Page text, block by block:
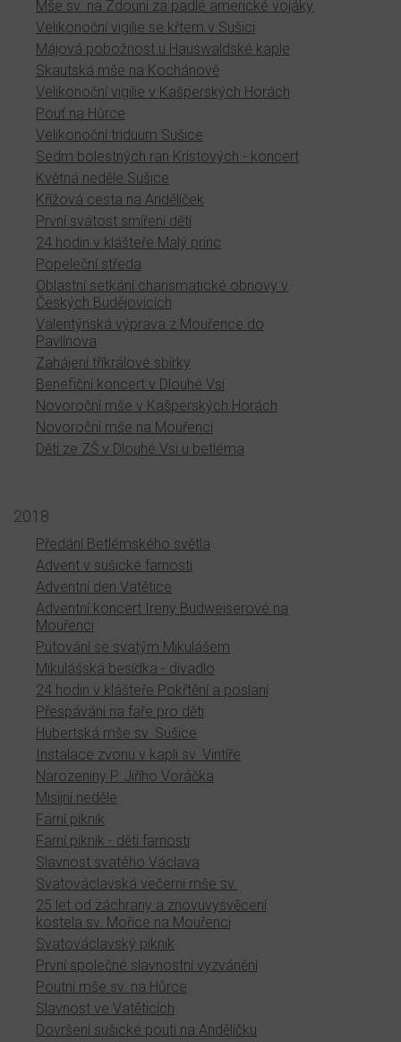
Mše sv. na Zdouni za padlé americké vojáky
Velikonoční vigilie se křtem v Sušici
Májová pobožnost u Hauswaldské kaple
Skautská mše na Kochánově
Velikonoční vigilie v Kašperských Horách
Pouť na Hůrce
Velikonoční triduum Sušice
Sedm bolestných ran Kristových - koncert
Květná neděle Sušice
Křížová cesta na Andělíček
První svátost smíření dětí
24 hodin v klášteře Malý princ
Popeleční středa
Oblastní setkání charismatické obnovy v
Českých Budějovicích
Valentýnská výprava z Mouřence do
Pavlínova
Zahájení tříkrálové sbírky
Benefiční koncert v Dlouhé Vsi
Novoroční mše v Kašperských Horách
Novoroční mše na Mouřenci
Děti ze ZŠ v Dlouhé Vsi u betléma
2018
Předání Betlémského světla
Advent v sušické farnosti
Adventní den Vatětice
Adventní koncert Ireny Budweiserové na
Mouřenci
Putování se svatým Mikulášem
Mikulášská besídka - divadlo
24 hodin v klášteře Pokřtění a poslaní
Přespávání na faře pro děti
Hubertská mše sv. Sušice
Instalace zvonu v kapli sv. Vintíře
Narozeniny P. Jiřího Voráčka
Misijní neděle
Farní piknik
Farní piknik - děti farnosti
Slavnost svatého Václava
Svatováclavská večerní mše sv.
25 let od záchrany a znovuvysvěcení
kostela sv. Mořice na Mouřenci
Svatováclavský piknik
První společné slavnostní vyzvánění
Poutní mše sv. na Hůrce
Slavnost ve Vatěticích
Dovršení sušické pouti na Andělíčku